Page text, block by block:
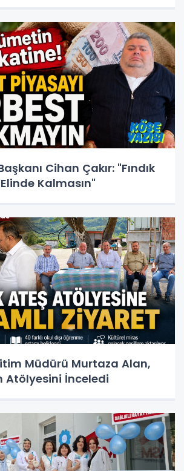
Cihan Çakır: "Fındık
Elinde Kalmasın"
Müdürü Murtaza Alan,
Atölyesini İnceledi